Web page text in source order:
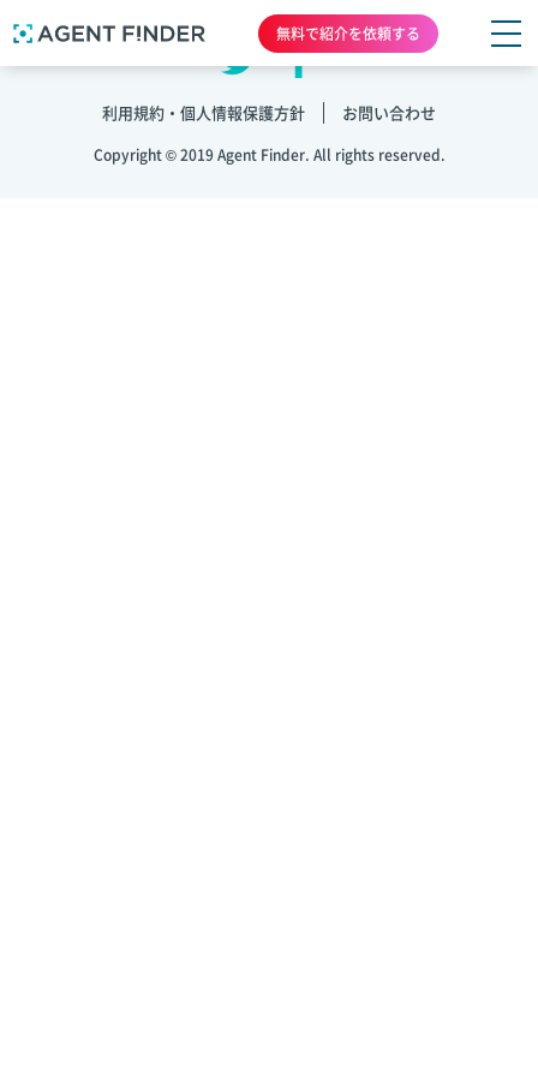
無料で紹介を依頼する
利用規約・個人情報保護方針 お問い合わせ
Copyright © 2019 Agent Finder. All rights reserved.